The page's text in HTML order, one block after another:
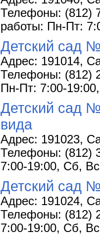
Телефоны: (812)
работы: Пн-Пт:
Детский сад
Адрес: 191014,
Телефоны: (812)
Пн-Пт: 7:00-
Детский сад
вида
Адрес: 191023,
Телефоны: (812)
7:00-19:00, Сб,
Детский сад
Адрес: 191024,
Телефоны: (812)
7:00-19:00, Сб,